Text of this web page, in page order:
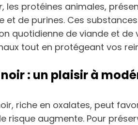
, les protéines animales,
et de purines. Ces
quotidienne de viande et de
tout en protégeant vos
: un plaisir à
riche en oxalates, peut
risque augmente. Pour